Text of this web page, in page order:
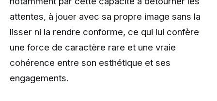
attentes, à jouer avec sa propre image sans la
lisser ni la rendre conforme, ce qui lui confère
une force de caractère rare et une vraie
cohérence entre son esthétique et ses
engagements.